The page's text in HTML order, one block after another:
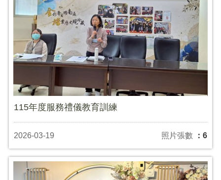
115年度服務禮儀教育訓練
2026-03-19 照片張數 ：6